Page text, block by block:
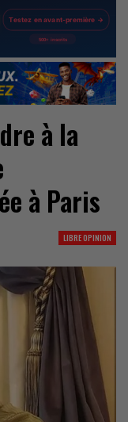
à la
à Paris
LIBRE OPINION